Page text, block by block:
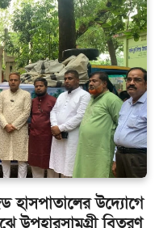
হাসপাতালের উদ্যোগে
উপহারসামগ্রী বিতরণ